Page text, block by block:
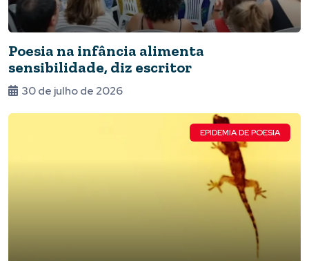
Poesia na infância alimenta
sensibilidade, diz escritor
30 de julho de 2026
EPIDEMIA DE POESIA